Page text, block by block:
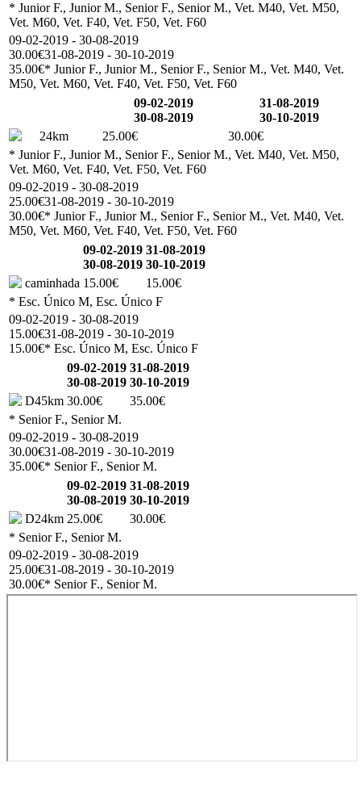
* Junior F., Junior M., Senior F., Senior M., Vet. M40, Vet. M50,
Vet. M60, Vet. F40, Vet. F50, Vet. F60
09-02-2019 - 30-08-2019
30.00€31-08-2019 - 30-10-2019
35.00€* Junior F., Junior M., Senior F., Senior M., Vet. M40, Vet.
M50, Vet. M60, Vet. F40, Vet. F50, Vet. F60
09-02-2019
30-08-2019
31-08-2019
30-10-2019
24km
25.00€
30.00€
* Junior F., Junior M., Senior F., Senior M., Vet. M40, Vet. M50,
Vet. M60, Vet. F40, Vet. F50, Vet. F60
09-02-2019 - 30-08-2019
25.00€31-08-2019 - 30-10-2019
30.00€* Junior F., Junior M., Senior F., Senior M., Vet. M40, Vet.
M50, Vet. M60, Vet. F40, Vet. F50, Vet. F60
09-02-2019
30-08-2019
31-08-2019
30-10-2019
caminhada 15.00€
15.00€
* Esc. Único M, Esc. Único F
09-02-2019 - 30-08-2019
15.00€31-08-2019 - 30-10-2019
15.00€* Esc. Único M, Esc. Único F
09-02-2019
30-08-2019
31-08-2019
30-10-2019
D45km 30.00€
35.00€
* Senior F., Senior M.
09-02-2019 - 30-08-2019
30.00€31-08-2019 - 30-10-2019
35.00€* Senior F., Senior M.
09-02-2019
30-08-2019
31-08-2019
30-10-2019
D24km 25.00€
30.00€
* Senior F., Senior M.
09-02-2019 - 30-08-2019
25.00€31-08-2019 - 30-10-2019
30.00€* Senior F., Senior M.